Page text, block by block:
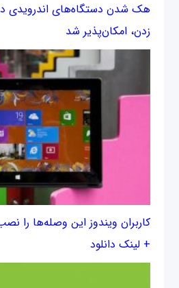
هک شدن دستگاه‌های اندرویدی
زدن، امکان‌پذیر شد
کاربران ویندوز این وصله‌ها را
+ لینک دانلود